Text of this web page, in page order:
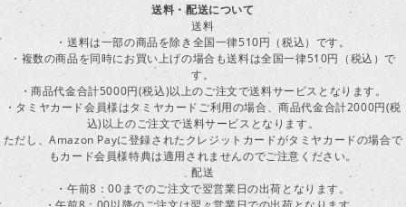
送料・配送について
送料
・送料は一部の商品を除き全国一律510円（税込）です。
・複数の商品を同時にお買い上げの場合も送料は全国一律510円（税込）で
す。
・商品代金合計5000円(税込)以上のご注文で送料サービスとなります。
・タミヤカード会員様はタミヤカードご利用の場合、商品代金合計2000円(税
込)以上のご注文で送料サービスとなります。
ただし、Amazon Payに登録されたクレジットカードがタミヤカードの場合で
もカード会員様特典は適用されませんのでご注意ください。
配送
・午前8：00までのご注文で翌営業日の出荷となります。